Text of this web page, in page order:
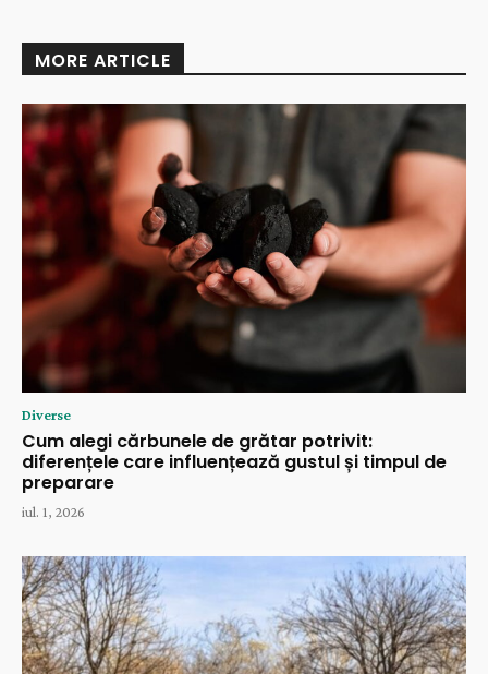
MORE ARTICLE
Diverse
Cum alegi cărbunele de grătar potrivit:
diferențele care influențează gustul și timpul de
preparare
iul. 1, 2026